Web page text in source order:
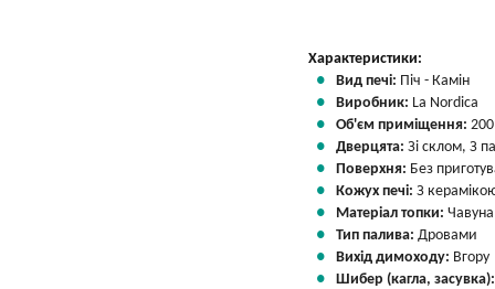
Характеристики:
Вид печі: Піч - Камін
Виробник: La Nordica
Об'єм приміщення:
Дверцята: Зі склом, З
Поверхня: Без
Кожух печі: З
Матеріал топки: Чавуна
Тип палива: Дровами
Вихід димоходу: Вгору
Шибер (кагла,